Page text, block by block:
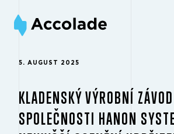
5. AUGUST 2025
KLADENSKÝ VÝROBNÍ ZÁVOD
SPOLEČNOSTI HANON